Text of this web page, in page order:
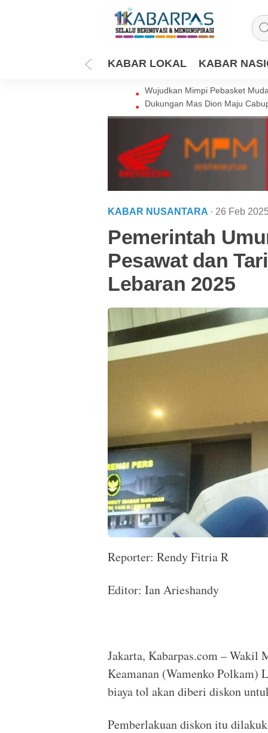
KABAR LOKAL KABAR
Wujudkan Mimpi Pebasket
Dukungan Mas Dion Maju
KABAR NUSANTARA · 26 Feb
Pemerintah
Pesawat dan
Lebaran 2025
Reporter: Rendy Fitria R
Editor: Ian Arieshandy
Jakarta, Kabarpas.com –
Keamanan (Wamenko Polkam)
biaya tol akan diberi diskon
Pemberlakuan diskon itu